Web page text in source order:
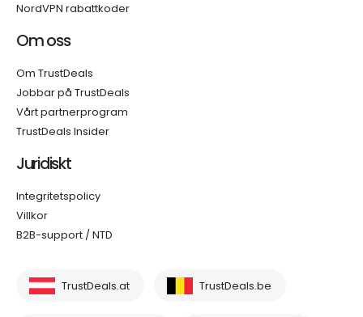
NordVPN rabattkoder
Om oss
Om TrustDeals
Jobbar på TrustDeals
Vårt partnerprogram
TrustDeals Insider
Juridiskt
Integritetspolicy
Villkor
B2B-support / NTD
TrustDeals.at TrustDeals.be